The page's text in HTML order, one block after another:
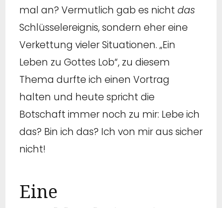
mal an? Vermutlich gab es nicht das
Schlüsselereignis, sondern eher eine
Verkettung vieler Situationen. „Ein
Leben zu Gottes Lob“, zu diesem
Thema durfte ich einen Vortrag
halten und heute spricht die
Botschaft immer noch zu mir: Lebe ich
das? Bin ich das? Ich von mir aus sicher
nicht!
Eine